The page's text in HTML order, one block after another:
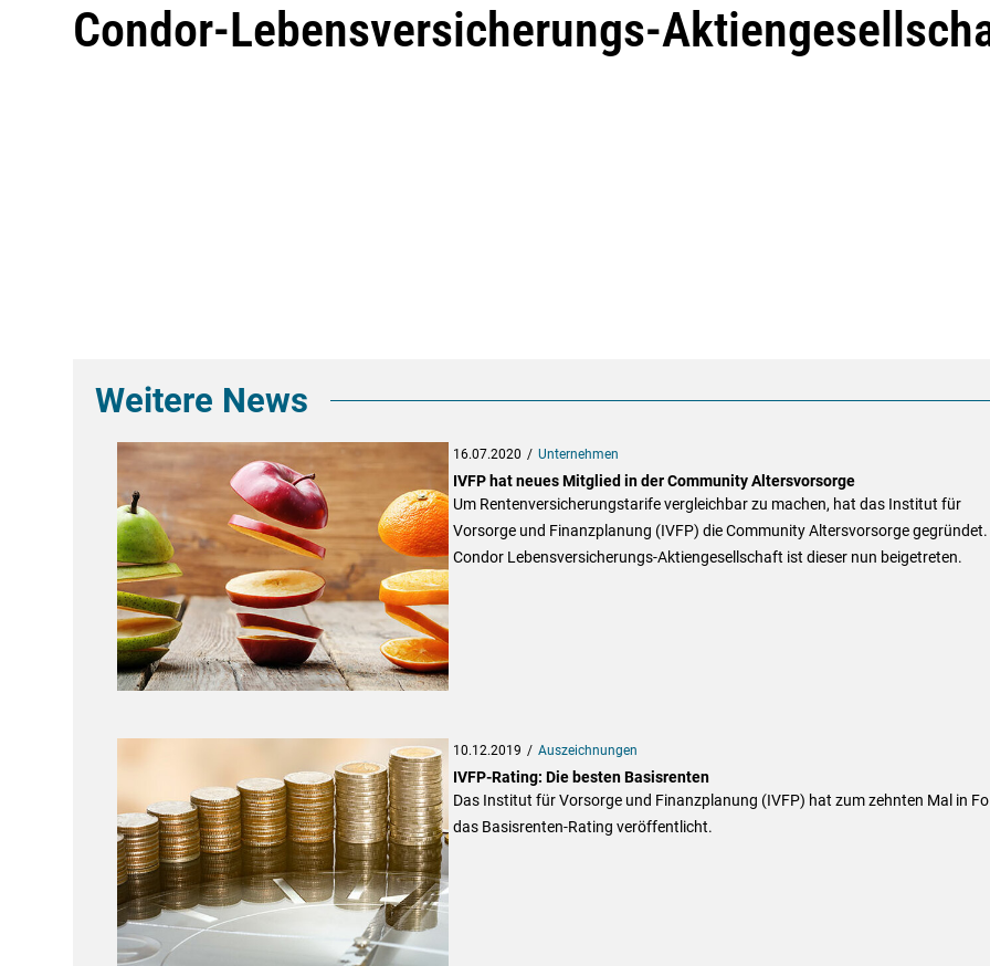
Condor-Lebensversicherungs-
Weitere News
16.07.2020 Unternehmen
IVFP hat neues Mitglied in der Community Altersvorsorge
Um Rentenversicherungstarife vergleichbar zu machen, hat das Institut für
Vorsorge und Finanzplanung (IVFP) die Community Altersvorsorge gegründet.
Condor Lebensversicherungs-Aktiengesellschaft ist dieser nun beigetreten.
10.12.2019 Auszeichnungen
IVFP-Rating: Die besten Basisrenten
Das Institut für Vorsorge und Finanzplanung (IVFP) hat zum zehnten Mal in
das Basisrenten-Rating veröffentlicht.